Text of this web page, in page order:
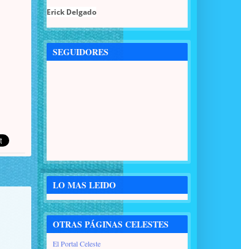
Erick Delgado
SEGUIDORES
LO MAS LEIDO
OTRAS PÁGINAS CELESTES
El Portal Celeste